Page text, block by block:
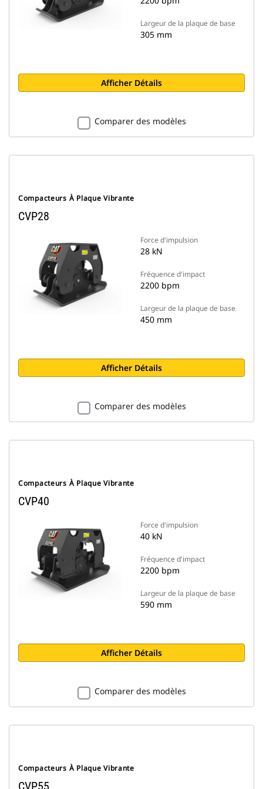
Largeur de la plaque de base
305 mm
Afficher Détails
Comparer des modèles
Compacteurs À Plaque Vibrante
CVP28
Force d'impulsion
28 kN
Fréquence d'impact
2200 bpm
Largeur de la plaque de base
450 mm
Afficher Détails
Comparer des modèles
Compacteurs À Plaque Vibrante
CVP40
Force d'impulsion
40 kN
Fréquence d'impact
2200 bpm
Largeur de la plaque de base
590 mm
Afficher Détails
Comparer des modèles
Compacteurs À Plaque Vibrante
CVP55